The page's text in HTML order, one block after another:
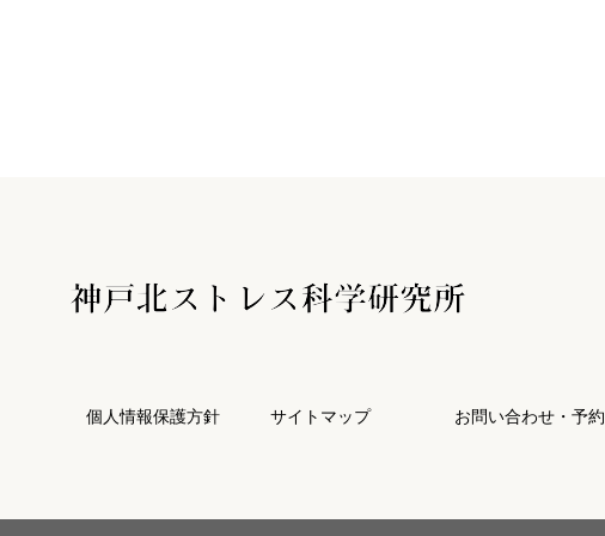
個人情報保護方針 サイトマップ お問い合わせ・予約